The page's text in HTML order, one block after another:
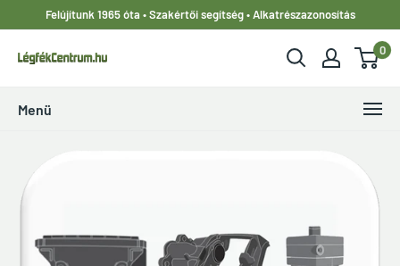
tartalomhoz
Felújítunk 1965 óta • Szakértői segítség • Alkatrészazonosítás
LegfekCentrum.hu
0
Menü